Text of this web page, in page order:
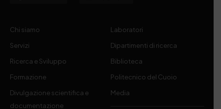
Chi siamo
Servizi
Ricerca e Sviluppo
Formazione
Divulgazione scientifica e
documentazione
Laboratori
Dipartimenti di ricerca
Biblioteca
Politecnico del Cuoio
Media